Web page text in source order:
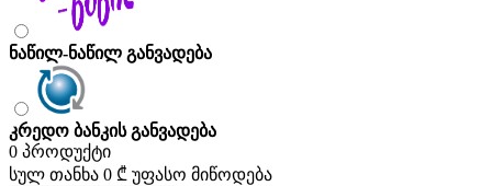
ნაწილ-ნაწილ განვადება
კრედო ბანკის განვადება
0 პროდუქტი
სულ თანხა 0 ₾ უფასო მიწოდება